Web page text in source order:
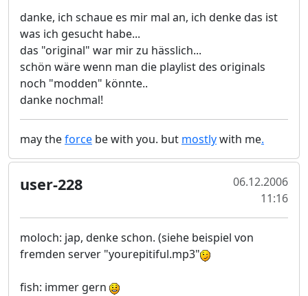
danke, ich schaue es mir mal an, ich denke das ist
was ich gesucht habe...
das "original" war mir zu hässlich...
schön wäre wenn man die playlist des originals
noch "modden" könnte..
danke nochmal!
may theforce be with you. but mostlywith me.
user-228
06.12.2006
11:16
moloch: jap, denke schon. (siehe beispiel von
fremden server "yourepitiful.mp3"
fish: immer gern